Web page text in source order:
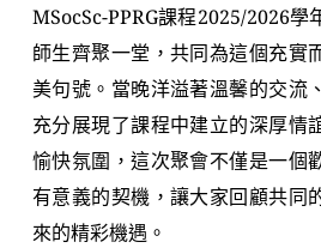
MSocSc-PPRG課程2025/2026學
師生齊聚一堂，共同為這個充實
美句號。當晚洋溢著溫馨的交流
充分展現了課程中建立的深厚情
愉快氛圍，這次聚會不僅是一個
有意義的契機，讓大家回顧共同
來的精彩機遇。